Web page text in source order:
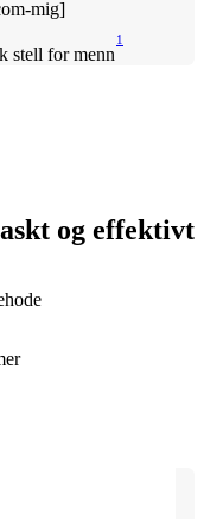
stell for menn
1
og effektivt